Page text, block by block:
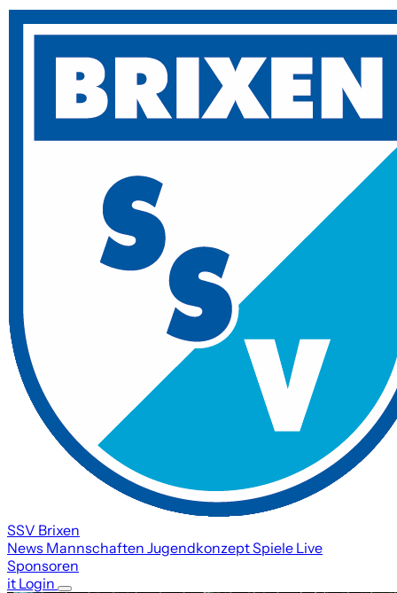
SSV Brixen
News Mannschaften JugendkonzeptSpiele Live
Sponsoren
it Login